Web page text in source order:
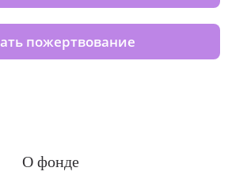
пожертвование
О фонде